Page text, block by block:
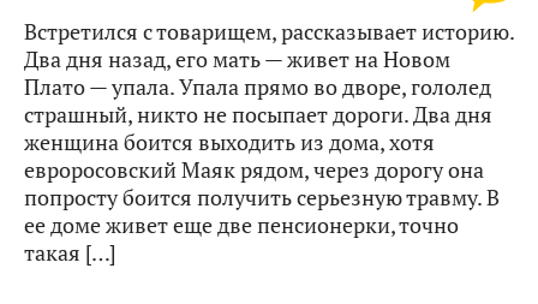
Встретился с товарищем, рассказывает историю.
Два дня назад, его мать — живет на Новом
Плато — упала. Упала прямо во дворе, гололед
страшный, никто не посыпает дороги. Два дня
женщина боится выходить из дома, хотя
евроросовский Маяк рядом, через дорогу она
попросту боится получить серьезную травму. В
ее доме живет еще две пенсионерки, точно
такая […]